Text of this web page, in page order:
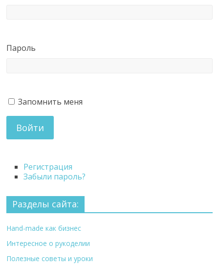
Пароль
Запомнить меня
Войти
Регистрация
Забыли пароль?
Разделы сайта:
Hand-made как бизнес
Интересное о рукоделии
Полезные советы и уроки